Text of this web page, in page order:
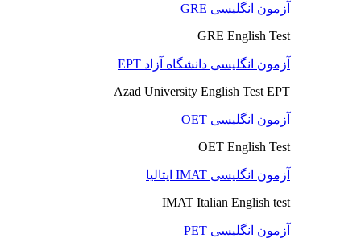
آزمون انگلیسی GRE
GRE English Test
آزمون انگلیسی دانشگاه آزاد EPT
Azad University English Test EPT
آزمون انگلیسی OET
OET English Test
آزمون انگلیسی IMAT ایتالیا
IMAT Italian English test
آزمون انگلیسی PET